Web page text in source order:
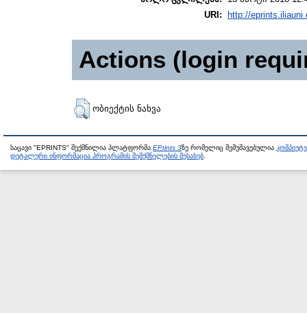
URI:
http://
Actions (login
ობიექტის ნახვა
საცავი "EPRINTS" შექმნილია პლატფორმა EPrints 3ზე რომელიც შემუშავებულია
დეტალური ინფორმაცია პროგრამის შემქმნელების შესახებ.